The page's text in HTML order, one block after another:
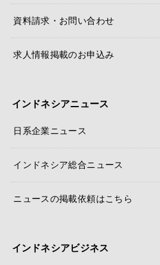
資料請求・お問い合わせ
求人情報掲載のお申込み
インドネシアニュース
日系企業ニュース
インドネシア総合ニュース
ニュースの掲載依頼はこちら
インドネシアビジネス